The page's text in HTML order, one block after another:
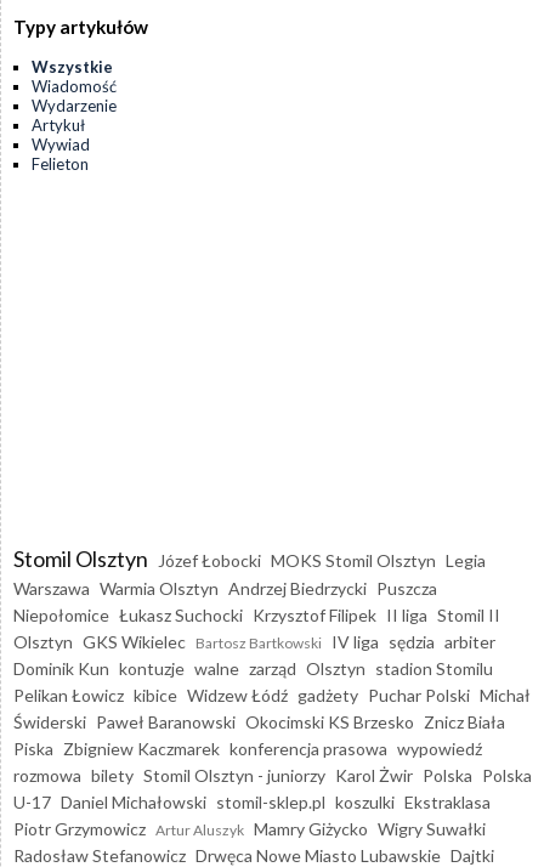
Typy artykułów
Wszystkie
Wiadomość
Wydarzenie
Artykuł
Wywiad
Felieton
Stomil Olsztyn Józef Łobocki MOKS Stomil Olsztyn Legia
Warszawa Warmia Olsztyn Andrzej Biedrzycki Puszcza
Niepołomice Łukasz Suchocki Krzysztof Filipek II liga Stomil II
Olsztyn GKS Wikielec Bartosz Bartkowski IV liga sędzia arbiter
Dominik Kun kontuzje walne zarząd Olsztyn stadion Stomilu
Pelikan Łowicz kibice Widzew Łódź gadżety Puchar Polski Michał
Świderski Paweł Baranowski Okocimski KS Brzesko Znicz Biała
Piska Zbigniew Kaczmarek konferencja prasowa wypowiedź
rozmowa bilety Stomil Olsztyn - juniorzy Karol Żwir Polska Polska
U-17 Daniel Michałowski stomil-sklep.pl koszulki Ekstraklasa
Piotr Grzymowicz Artur Aluszyk Mamry Giżycko Wigry Suwałki
Radosław Stefanowicz Drwęca Nowe Miasto Lubawskie Dajtki